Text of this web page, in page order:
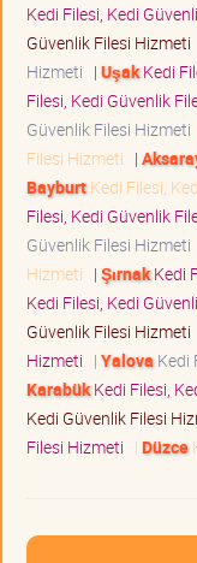
Kedi Filesi, Kedi
Güvenlik Filesi Hizmeti
Hizmeti | UşakKedi
Filesi, Kedi Güvenlik
Güvenlik Filesi Hizmeti
Filesi Hizmeti |
BayburtKedi Filesi,
Filesi, Kedi Güvenlik
Güvenlik Filesi Hizmeti
Hizmeti | ŞırnakKedi
Kedi Filesi, Kedi
Güvenlik Filesi Hizmeti
Hizmeti | Yalova Kedi
KarabükKedi Filesi,
Kedi Güvenlik Filesi
Filesi Hizmeti | Düzce